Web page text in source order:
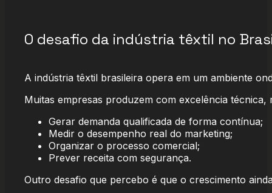
O desafio da indústria têxtil no
A indústria têxtil brasileira opera em um ambiente
Muitas empresas produzem com excelência técnica,
Gerar demanda qualificada de forma contínua;
Medir o desempenho real do marketing;
Organizar o processo comercial;
Prever receita com segurança.
Outro desafio que percebo é que o crescimento